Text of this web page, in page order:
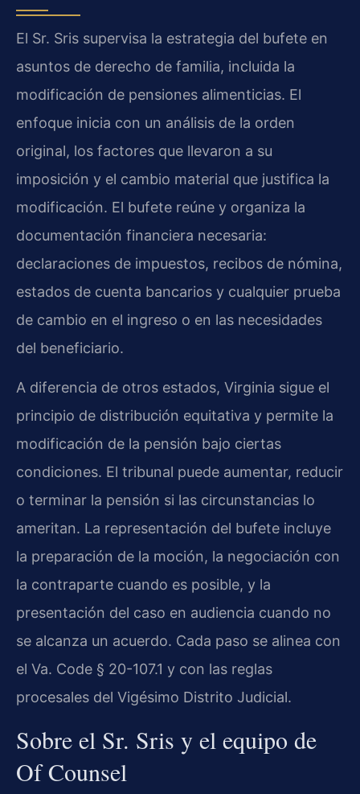
El Sr. Sris supervisa la estrategia del bufete en
asuntos de derecho de familia, incluida la
modificación de pensiones alimenticias. El
enfoque inicia con un análisis de la orden
original, los factores que llevaron a su
imposición y el cambio material que justifica la
modificación. El bufete reúne y organiza la
documentación financiera necesaria:
declaraciones de impuestos, recibos de nómina,
estados de cuenta bancarios y cualquier prueba
de cambio en el ingreso o en las necesidades
del beneficiario.
A diferencia de otros estados, Virginia sigue el
principio de distribución equitativa y permite la
modificación de la pensión bajo ciertas
condiciones. El tribunal puede aumentar, reducir
o terminar la pensión si las circunstancias lo
ameritan. La representación del bufete incluye
la preparación de la moción, la negociación con
la contraparte cuando es posible, y la
presentación del caso en audiencia cuando no
se alcanza un acuerdo. Cada paso se alinea con
el Va. Code § 20-107.1 y con las reglas
procesales del Vigésimo Distrito Judicial.
Sobre el Sr. Sris y el equipo de
Of Counsel